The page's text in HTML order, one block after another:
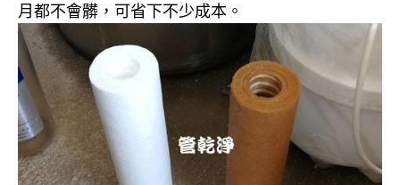
月都不會髒，可省下不少成本。